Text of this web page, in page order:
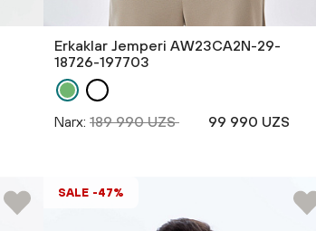
Erkaklar Jemperi AW23CA2N-29-
18726-197703
Narx: 189 990 UZS 99 990 UZS
SALE -47%